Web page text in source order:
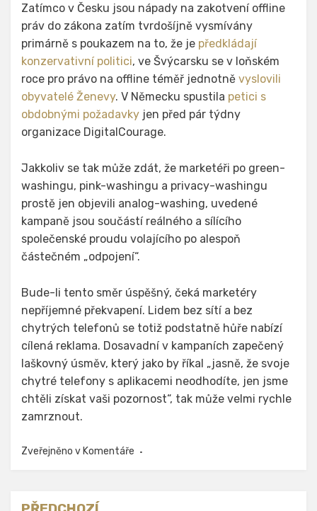
Zatímco v Česku jsou nápady na zakotvení offline
práv do zákona zatím tvrdošíjně vysmívány
primárně s poukazem na to, že je předkládají
konzervativní politici, ve Švýcarsku se v loňském
roce pro právo na offline téměř jednotně vyslovili
obyvatelé Ženevy. V Německu spustila petici s
obdobnými požadavky jen před pár týdny
organizace DigitalCourage.
Jakkoliv se tak může zdát, že marketéři po green-
washingu, pink-washingu a privacy-washingu
prostě jen objevili analog-washing, uvedené
kampaně jsou součástí reálného a sílícího
společenské proudu volajícího po alespoň
částečném „odpojení“.
Bude-li tento směr úspěšný, čeká marketéry
nepříjemné překvapení. Lidem bez sítí a bez
chytrých telefonů se totiž podstatně hůře nabízí
cílená reklama. Dosavadní v kampaních zapečený
laškovný úsměv, který jako by říkal „jasně, že svoje
chytré telefony s aplikacemi neodhodíte, jen jsme
chtěli získat vaši pozornost“, tak může velmi rychle
zamrznout.
Zveřejněno v Komentáře